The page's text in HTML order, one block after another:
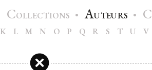
COLLECTIONS • AUTEURS • C
K L M N O P Q R S T U V